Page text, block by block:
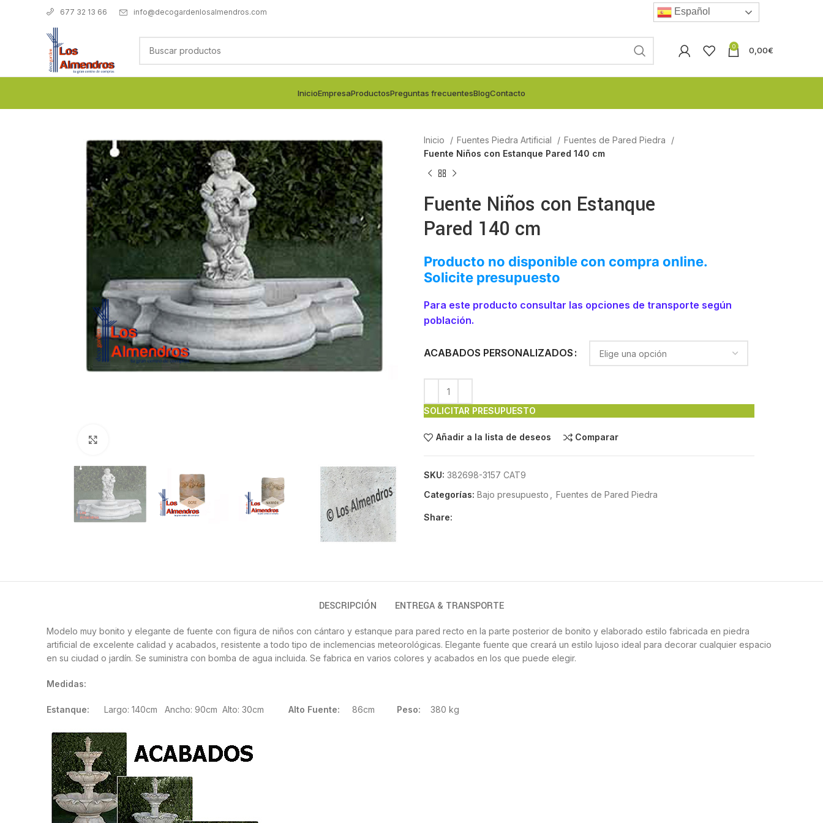
677 32 13 66 info@decogardenlosalmendros.com Español
0 0,00€
InicioEmpresaProductosPreguntas frecuentesBlogContacto
Inicio Fuentes Piedra Artificial
Fuentes de Pared Piedra
Fuente Niños con Estanque Pared 140 cm
Fuente Niños con Estanque
Pared 140 cm
Producto no disponible con compra online.
Solicite presupuesto
Para este producto consultar las opciones de transporte según
población.
ACABADOS PERSONALIZADOS
SOLICITAR PRESUPUESTO
Añadir a la lista de deseos Comparar
SKU: 382698-3157 CAT9
Categorías: Bajo presupuesto Fuentes de Pared Piedra
Share:
DESCRIPCIÓN ENTREGA & TRANSPORTE
Modelo muy bonito y elegante de fuente con figura de niños con cántaro y estanque para pared recto en la parte posterior de bonito y elaborado estilo fabricada en piedra
artificial de excelente calidad y acabados, resistente a todo tipo de inclemencias meteorológicas. Elegante fuente que creará un estilo lujoso ideal para decorar cualquier espacio
en su ciudad o jardín. Se suministra con bomba de agua incluida. Se fabrica en varios colores y acabados en los que puede elegir.
Medidas:
Estanque: Largo: 140cm Ancho: 90cm Alto: 30cm Alto Fuente: 86cm Peso: 380 kg